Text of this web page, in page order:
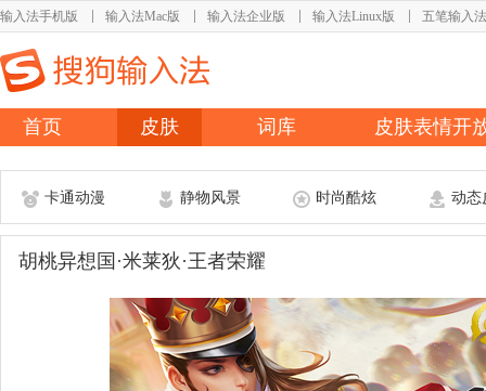
输入法手机版 输入法Mac版 输入法企业版 输入法Linux版 五笔输入法
首页 皮肤 词库 皮肤表情开
卡通动漫 静物风景 时尚酷炫 动态
胡桃异想国·米莱狄·王者荣耀